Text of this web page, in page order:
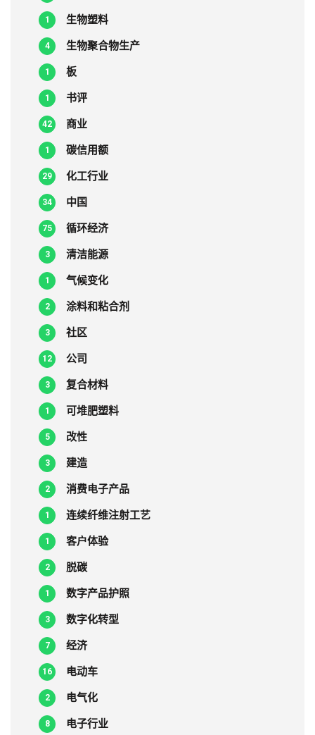
生物塑料
1
生物聚合物生产
4
板
1
书评
1
商业
42
碳信用额
1
化工行业
29
中国
34
循环经济
75
清洁能源
3
气候变化
1
涂料和粘合剂
2
社区
3
公司
12
复合材料
3
可堆肥塑料
1
改性
5
建造
3
消费电子产品
2
连续纤维注射工艺
1
客户体验
1
脱碳
2
数字产品护照
1
数字化转型
3
经济
7
电动车
16
电气化
2
电子行业
8